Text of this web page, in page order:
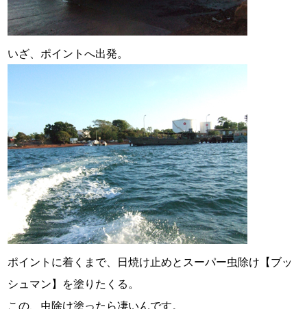
いざ、ポイントへ出発。
ポイントに着くまで、日焼け止めとスーパー虫除け【ブッ
シュマン】を塗りたくる。
この、虫除け塗ったら凄いんです。